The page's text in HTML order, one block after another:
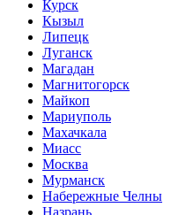
Курск
Кызыл
Липецк
Луганск
Магадан
Магнитогорск
Майкоп
Мариуполь
Махачкала
Миасс
Москва
Мурманск
Набережные Челны
Назрань